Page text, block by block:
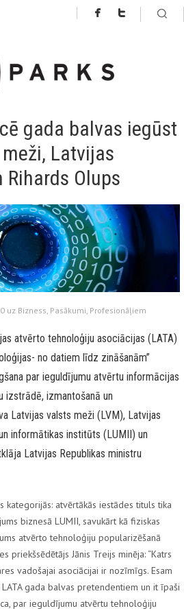
gada balvas iegūst
Latvijas
Olups
uz Bizness, Pasākumi, Profesionāļiem
atvērto tehnoloģiju asociācijas (LATA)
no datiem līdz zināšanām”
par ieguldījumu atvērtu informācijas
izstrādē, izmantošanā un
Latvijas valsts meži (LVM), Latvijas
informātikas institūts (LUMII) un
Latvijas Republikas ministru
atvērtākās iestādes tituls tika
biznesā LUMII, savukārt kā fiziskas
atvērto tehnoloģiju popularizēšanā
priekšsēdētājs Jānis Treijs minēja: “Katrs
vadošajai asociācijai ir nozīmīgs. Esam
gada balvas pretendentiem un it īpaši
par ieguldījumu atvērtu tehnoloģiju